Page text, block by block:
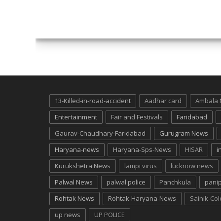
13-Killed-in-road-accident Aadhar card Ambala
Entertainment
Fair and Festivals Faridabad
Gaurav-Chaudhary-Faridabad
Gurugram News
Haryana-news
Haryana-Sps-News HISAR
Kurukshetra News
lampi virus lucknow news
Palwal News
palwal police Panchkula
Rohtak News
Rohtak-Haryana-News Sainik-
up news
UP POLICE